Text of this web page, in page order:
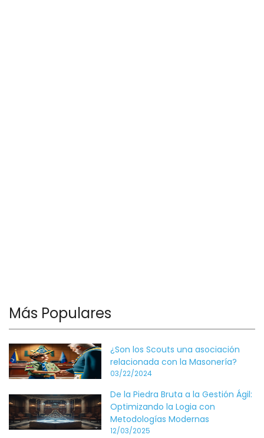
Más Populares
¿Son los Scouts una asociación
relacionada con la Masonería?
03/22/2024
De la Piedra Bruta a la Gestión Ágil:
Optimizando la Logia con
Metodologías Modernas
12/03/2025